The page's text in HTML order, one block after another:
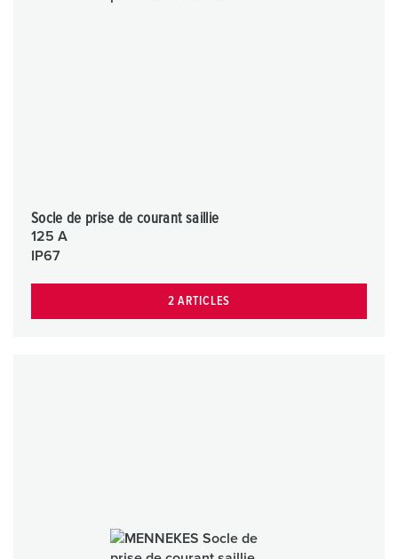
Socle de prise de courant saillie
125 A
IP67
2 ARTICLES